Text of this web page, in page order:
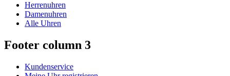
Herrenuhren
Damenuhren
Alle Uhren
Footer column 3
Kundenservice